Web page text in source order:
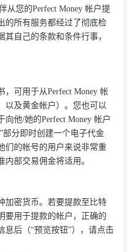
从您的Perfect Money 帐户提
的所有服务都经过了彻底检
自己的条款和条件行事，
可用于从Perfect Money 帐
以及黄金帐户）。您也可以
他/她的Perfect Money 帐户
部分即时创建一个电子代金
们的帐号的用户来说非常重
部交易佣金将适用。
加密货币。若要提款至比特
要用于提款的帐户，正确的
息后（“预览按钮”），请点击